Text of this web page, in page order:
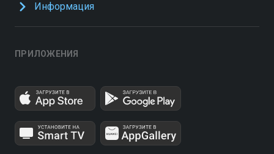
Информация
ПРИЛОЖЕНИЯ